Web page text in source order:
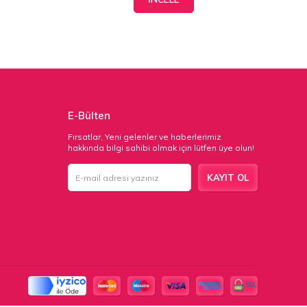
E-Bülten
Fırsatlar, Yeni gelenler ve haberlerimiz
hakkında bilgi sahibi olmak için lütfen üye olun!
KAYIT OL